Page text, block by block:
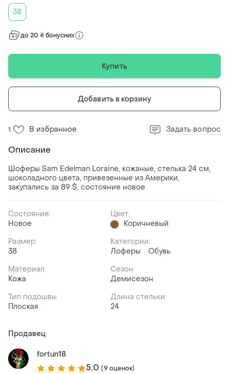
38
до 20 ₴ бонусних
Купить
Добавить в корзину
1 В избранное Задать вопрос
Описание
Шоферы Sam Edelman Loraine, кожаные, стелька 24 см,
шоколадного цвета, привезенные из Америки,
закупались за 89 $, состояние новое
Состояние:
Новое
Цвет:
Коричневый
Размер:
38
Категории:
Лоферы
Обувь
Материал
Кожа
Сезон
Демисезон
Тип подошвы
Плоская
Длина стельки
24
Продавец
fortun18
5.0 (9 оценок)